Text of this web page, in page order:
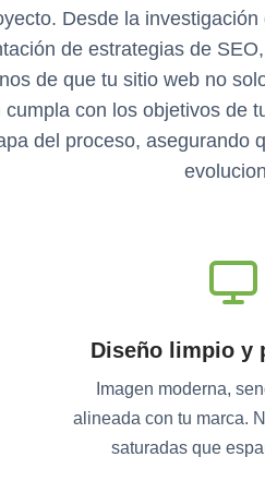
Desde la
de estrategias de
de que tu sitio web no
cumpla con los objetivos de
del proceso, asegurando
Diseño limpio y
Imagen moderna,
alineada con tu marca.
saturadas que